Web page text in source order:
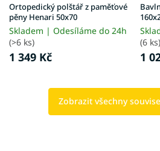
Ortopedický polštář z paměťové
pěny Henari 50x70
Skladem | Odesíláme do 24h
(>6 ks)
1 349 Kč
(6 ks)
1
Zobrazit všechny